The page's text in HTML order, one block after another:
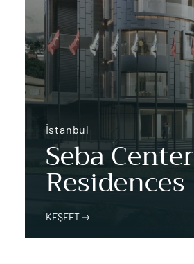
İstanbul
Seba Center
Residences
KEŞFET